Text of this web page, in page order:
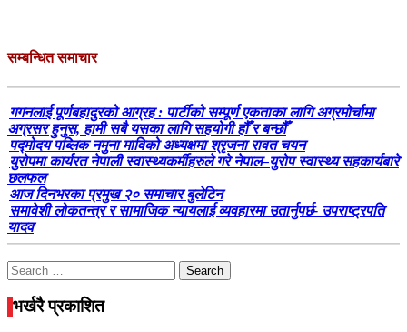
सम्बन्धित समाचार
गगनलाई पूर्णबहादुरको आग्रह : पार्टीको सम्पूर्ण एकताका लागि अग्रमोर्चामा
अग्रसर हुनुस, हामी सबै यसका लागि सहयोगी हौँ र बन्छौँ
पद्मोदय पब्लिक नमुना माविको अध्यक्षमा श्रृजना रावत चयन
युरोपमा कार्यरत नेपाली स्वास्थ्यकर्मीहरुले गरे नेपाल–युरोप स्वास्थ्य सहकार्यबारे
छलफल
आज दिनभरका प्रमुख २० समाचार बुलेटिन
समावेशी लोकतन्त्र र सामाजिक न्यायलाई व्यवहारमा उतार्नुपर्छ- उपराष्ट्रपति
यादव
Search
for:
भर्खरै प्रकाशित